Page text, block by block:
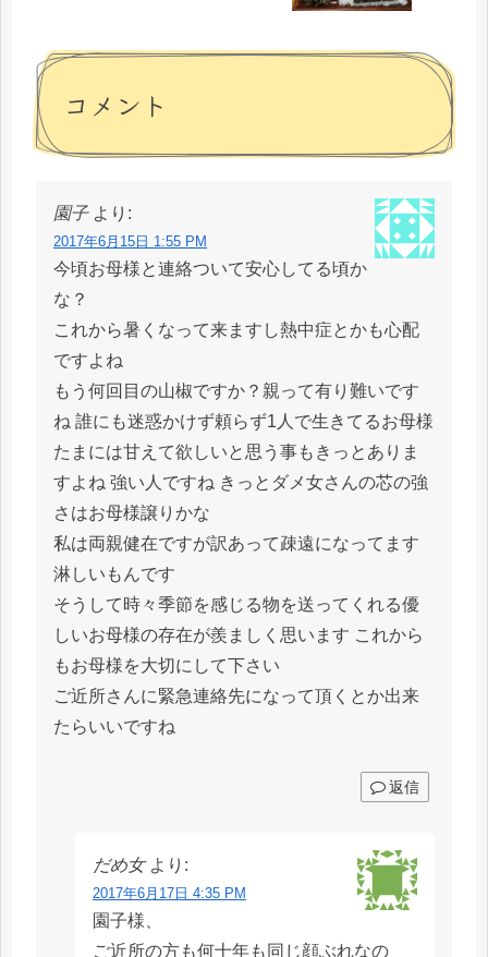
コメント
園子 より:
2017年6月15日 1:55 PM
今頃お母様と連絡ついて安心してる頃か
な？
これから暑くなって来ますし熱中症とかも心配
ですよね
もう何回目の山椒ですか？親って有り難いです
ね 誰にも迷惑かけず頼らず1人で生きてるお母様
たまには甘えて欲しいと思う事もきっとありま
すよね 強い人ですね きっとダメ女さんの芯の強
さはお母様譲りかな
私は両親健在ですが訳あって疎遠になってます
淋しいもんです
そうして時々季節を感じる物を送ってくれる優
しいお母様の存在が羨ましく思います これから
もお母様を大切にして下さい
ご近所さんに緊急連絡先になって頂くとか出来
たらいいですね
返信
だめ女 より:
2017年6月17日 4:35 PM
園子様、
ご近所の方も何十年も同じ顔ぶれなの